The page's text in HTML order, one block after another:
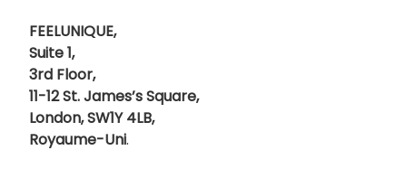
FEELUNIQUE,
Suite 1,
3rd Floor,
11-12 St. James’s Square,
London, SW1Y 4LB,
Royaume-Uni.